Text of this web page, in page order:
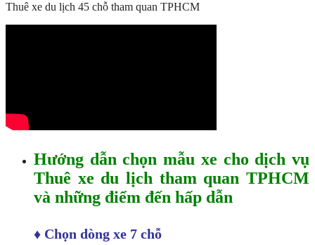
Thuê xe du lịch 45 chỗ tham quan TPHCM
Hướng dẫn chọn mẫu xe cho dịch vụ
Thuê xe du lịch tham quan TPHCM
và những điểm đến hấp dẫn
♦ Chọn dòng xe 7 chỗ